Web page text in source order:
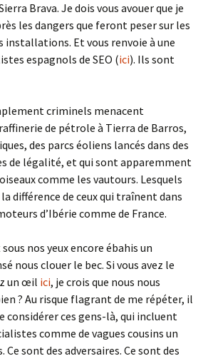
Brava. Je dois vous avouer que je
les dangers que feront peser sur les
installations. Et vous renvoie à une
espagnols de SEO (ici). Ils sont
criminels menacent
de pétrole à Tierra de Barros,
des parcs éoliens lancés dans des
de légalité, et qui sont apparemment
comme les vautours. Lesquels
différence de ceux qui traînent dans
d’Ibérie comme de France.
nos yeux encore ébahis un
nous clouer le bec. Si vous avez le
un œil ici, je crois que nous nous
? Au risque flagrant de me répéter, il
considérer ces gens-là, qui incluent
comme de vagues cousins un
sont des adversaires. Ce sont des